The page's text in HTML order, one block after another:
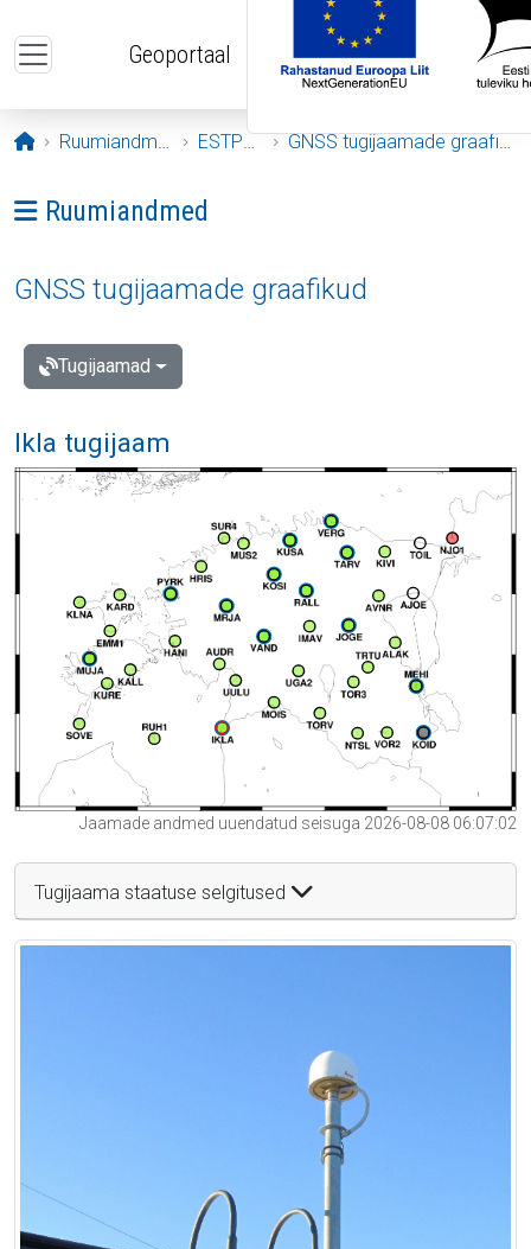
Geoportaal
Avaleht
Ruumiandmed ESTPOS GNSS tugijaamade graafikud
Ava menüü: Ruumiandmed
Ruumiandmed
GNSS tugijaamade graafikud
Tugijaamad
Ikla tugijaam
Jaamade andmed uuendatud seisuga 2026-08-08 06:07:02
Tugijaama staatuse selgitused